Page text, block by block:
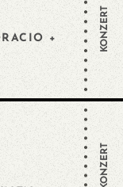
+
KONZERT
KONZERT